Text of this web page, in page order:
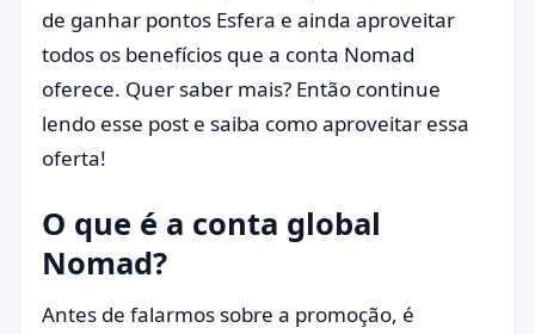
de ganhar pontos Esfera e ainda aproveitar
todos os benefícios que a conta Nomad
oferece. Quer saber mais? Então continue
lendo esse post e saiba como aproveitar essa
oferta!
O que é a conta global
Nomad?
Antes de falarmos sobre a promoção, é